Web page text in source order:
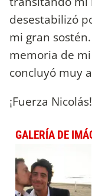
desestabilizó
mi gran
memoria de
concluyó muy
¡Fuerza Nicolás!
GALERÍA DE